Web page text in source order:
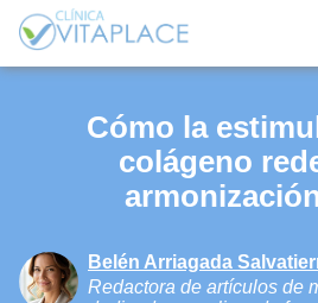
Cómo la
colágeno
Belén Arriagada
Redactora de artículos de